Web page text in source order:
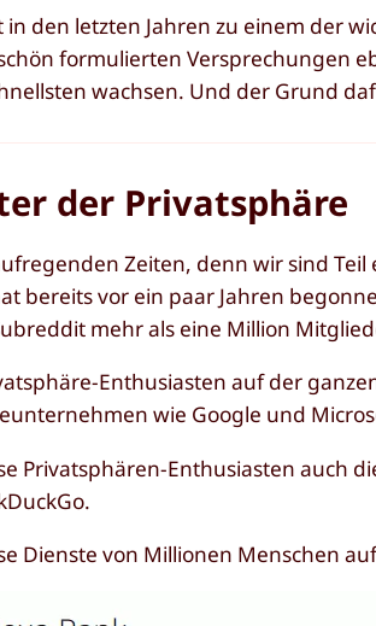
in den letzten Jahren zu einem der
formulierten Versprechungen
wachsen. Und der Grund
der Privatsphäre
Zeiten, denn wir sind
bereits vor ein paar Jahren
mehr als eine Million
Enthusiasten auf der
wie Google und
Privatsphären-Enthusiasten auch
Dienste von Millionen Menschen